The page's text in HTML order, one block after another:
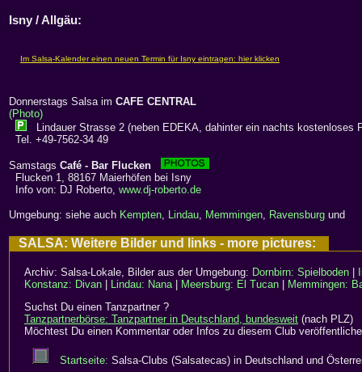
Isny / Allgäu:
Donnerstags Salsa im CAFE CENTRAL
(Photo)
Lindauer Strasse 2 (neben EDEKA, dahinter ein nachts kostenloses
Tel. +49-7562-34 49
Samstags Café - Bar Flucken
Flucken 1, 88167 Maierhöfen bei Isny
Info von: DJ Roberto, www.dj-roberto.de
Umgebung: siehe auch Kempten, Lindau, Memmingen, Ravensburg und
SALSA: Weitere Bilder und links - more pictures:
Archiv: Salsa-Lokale, Bilder aus der Umgebung: Dornbirn: Spielboden
Konstanz: Divan
Lindau: Nana| Meersburg: El Tucan
Memmingen:
Suchst Du einen Tanzpartner ?
Tanzpartnerbörse: Tanzpartner in Deutschland, bundesweit (nach PLZ)
Möchtest Du einen Kommentar oder Infos zu diesem Club
Startseite: Salsa-Clubs (Salsatecas) in Deutschland und